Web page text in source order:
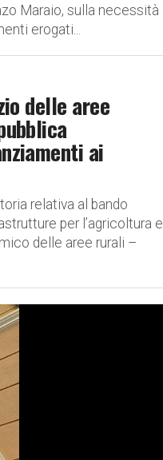
Maraio, sulla necessità
erogati...
delle aree
ai
relativa al bando
per l’agricoltura e
delle aree rurali –